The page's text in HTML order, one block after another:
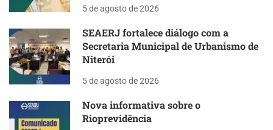
5 de agosto de 2026
SEAERJ fortalece diálogo com a
Secretaria Municipal de Urbanismo de
Niterói
5 de agosto de 2026
Nova informativa sobre o
Rioprevidência